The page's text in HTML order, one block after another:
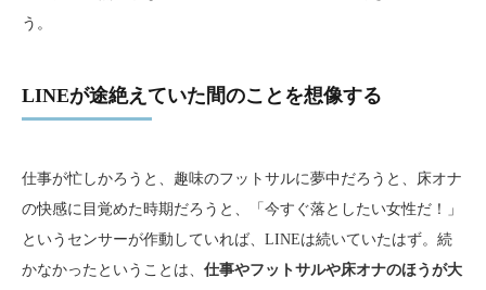
う。
LINEが途絶えていた間のことを想像する
仕事が忙しかろうと、趣味のフットサルに夢中だろうと、床オナ
の快感に目覚めた時期だろうと、「今すぐ落としたい女性だ！」
というセンサーが作動していれば、LINEは続いていたはず。続
かなかったということは、 仕事やフットサルや床オナのほうが大